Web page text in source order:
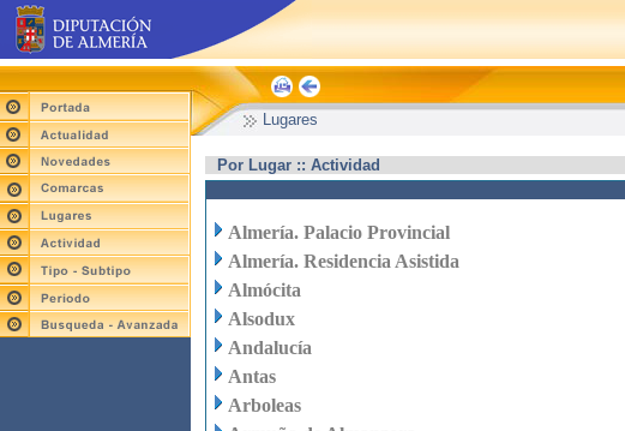
Lugares
Por Lugar :: Actividad
Almería. Palacio Provincial
Almería. Residencia Asistida
Almócita
Alsodux
Andalucía
Antas
Arboleas